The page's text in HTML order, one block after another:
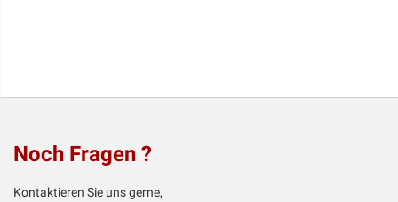
Noch Fragen ?
Kontaktieren Sie uns gerne,